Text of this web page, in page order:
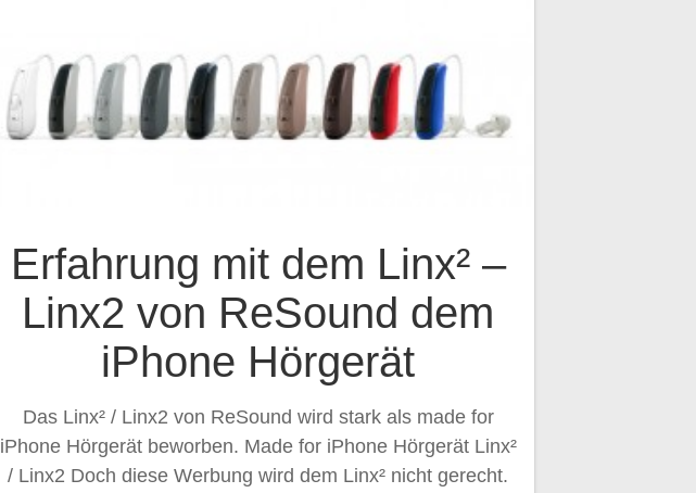
Erfahrung mit dem Linx² –
Linx2 von ReSound dem
iPhone Hörgerät
Das Linx² / Linx2 von ReSound wird stark als made for
iPhone Hörgerät beworben. Made for iPhone Hörgerät Linx²
/ Linx2 Doch diese Werbung wird dem Linx² nicht gerecht.